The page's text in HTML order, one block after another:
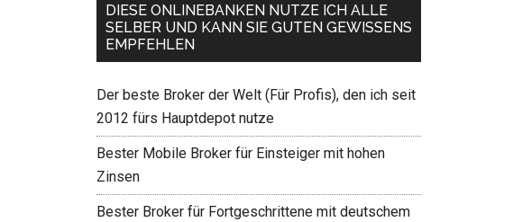
DIESE ONLINEBANKEN NUTZE ICH ALLE
SELBER UND KANN SIE GUTEN GEWISSENS
EMPFEHLEN
Der beste Broker der Welt (Für Profis), den ich seit
2012 fürs Hauptdepot nutze
Bester Mobile Broker für Einsteiger mit hohen
Zinsen
Bester Broker für Fortgeschrittene mit deutschem